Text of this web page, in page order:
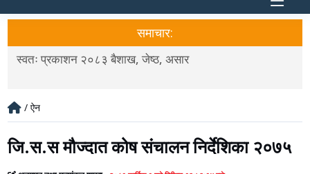
समाचार:
स्वतः प्रकाशन २०८३ बैशाख, जेष्ठ, असार
/ ऐन
जि.स.स मौज्दात कोष संचालन निर्देशिका २०७५